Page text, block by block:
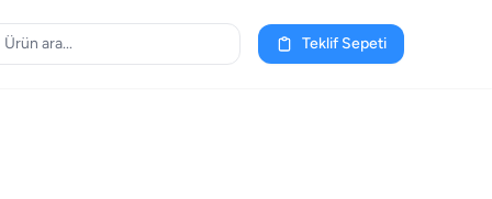
Teklif Sepeti